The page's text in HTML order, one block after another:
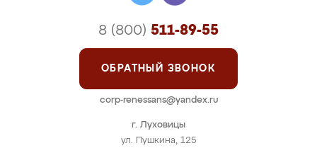
г. Луховицы
ул. Пушкина, 125
8 (800) 511-89-55
ОБРАТНЫЙ ЗВОНОК
corp-renessans@yandex.ru